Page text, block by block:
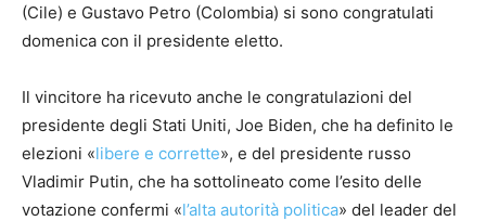
(Cile) e Gustavo Petro (Colombia) si sono congratulati
domenica con il presidente eletto.
Il vincitore ha ricevuto anche le congratulazioni del
presidente degli Stati Uniti, Joe Biden, che ha definito le
elezioni «libere e corrette», e del presidente russo
Vladimir Putin, che ha sottolineato come l’esito delle
votazione confermi «l’alta autorità politica» del leader del